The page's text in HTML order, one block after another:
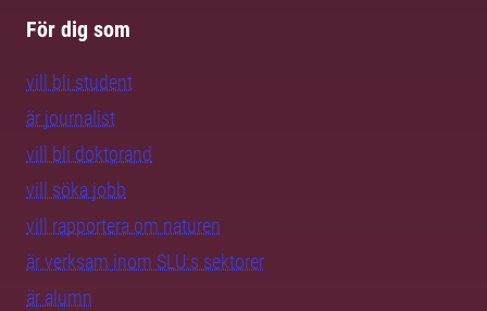
För dig som
vill bli student
är journalist
vill bli doktorand
vill söka jobb
vill rapportera om naturen
är verksam inom SLU:s sektorer
är alumn